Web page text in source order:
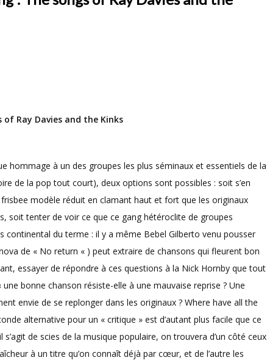
of Ray Davies and the Kinks
hommage à un des groupes les plus séminaux et essentiels de la
de la pop tout court), deux options sont possibles : soit s’en
frisbee modèle réduit en clamant haut et fort que les originaux
soit tenter de voir ce que ce gang hétéroclite de groupes
continental du terme : il y a même Bebel Gilberto venu pousser
de « No return « ) peut extraire de chansons qui fleurent bon
essayer de répondre à ces questions à la Nick Hornby que tout
bonne chanson résiste-elle à une mauvaise reprise ? Une
envie de se replonger dans les originaux ? Where have all the
alternative pour un « critique » est d’autant plus facile que ce
s’agit de scies de la musique populaire, on trouvera d’un côté ceux
à un titre qu’on connaît déjà par cœur, et de l’autre les